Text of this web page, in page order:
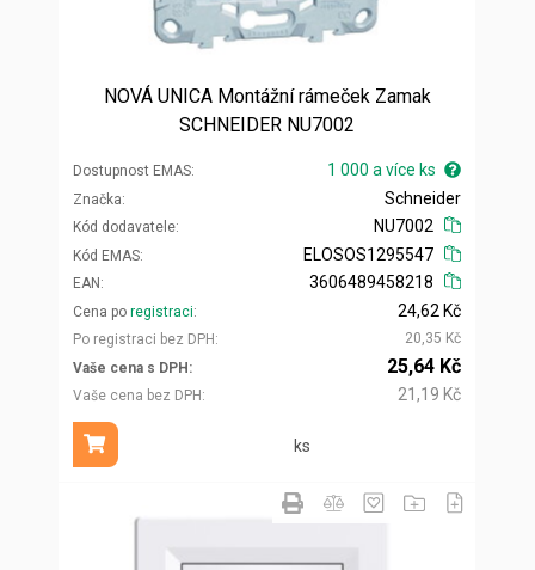
NOVÁ UNICA Montážní rámeček Zamak
SCHNEIDER NU7002
Dostupnost EMAS 1 000 a více ks
Značka
Kód dodavatele
Schneider
NU7002
Kód EMAS
EAN
ELOSOS1295547
3606489458218
Cena po registraci
Po registraci bez DPH
24,62 Kč
20,35 Kč
Vaše cena s DPH
Vaše cena bez DPH
25,64 Kč
21,19 Kč
ks
Přidat do košíku